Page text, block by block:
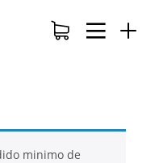
minimo de